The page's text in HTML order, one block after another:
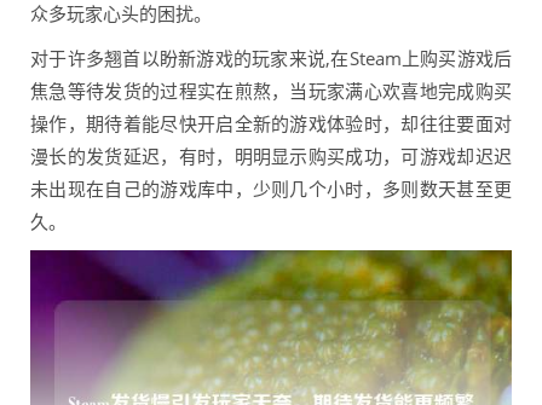
众多玩家心头的困扰。
对于许多翘首以盼新游戏的玩家来说,在Steam上购买游戏后
焦急等待发货的过程实在煎熬，当玩家满心欢喜地完成购买
操作，期待着能尽快开启全新的游戏体验时，却往往要面对
漫长的发货延迟，有时，明明显示购买成功，可游戏却迟迟
未出现在自己的游戏库中，少则几个小时，多则数天甚至更
久。